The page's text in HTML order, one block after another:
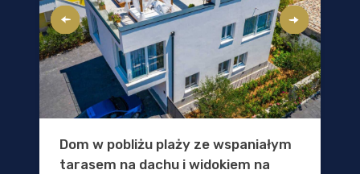
Dom w pobliżu plaży ze wspaniałym
tarasem na dachu i widokiem na